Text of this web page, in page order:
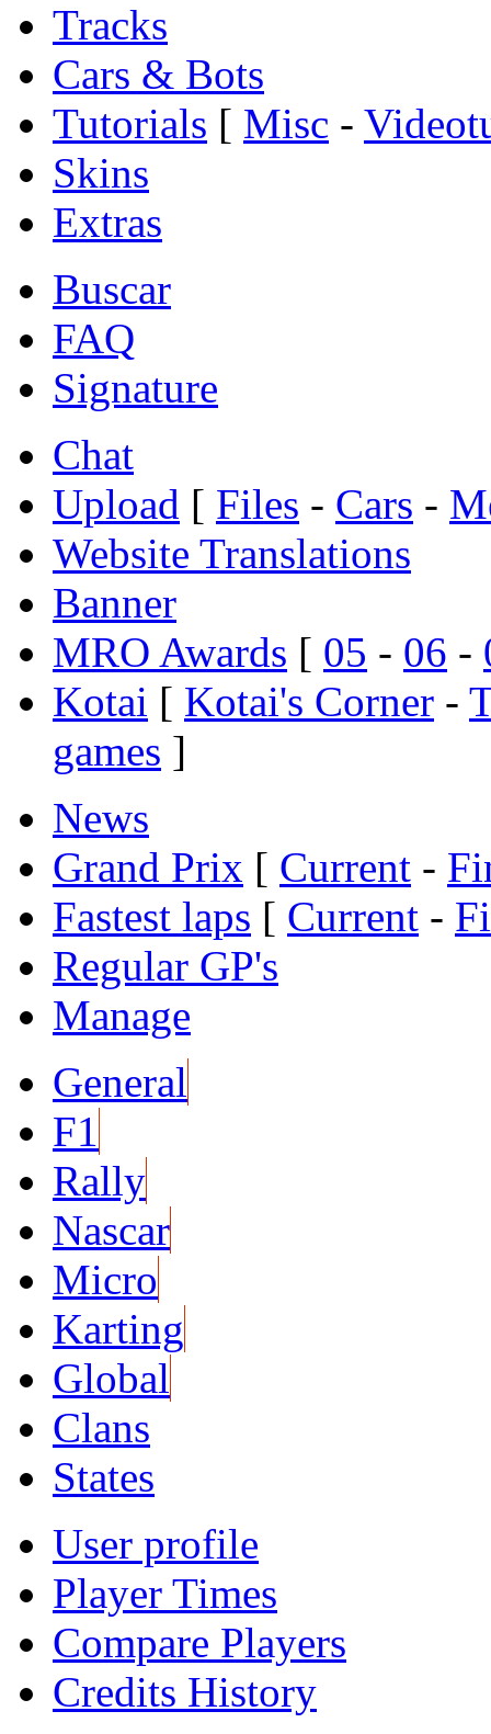
Tracks
Cars & Bots
Tutorials [ Misc -
Skins
Extras
Buscar
FAQ
Signature
Chat
Upload [ Files - Cars -
Website Translations
Banner
MRO Awards [ 05 - 06 -
Kotai [ Kotai's Corner -
games ]
News
Grand Prix [ Current -
Fastest laps [ Current -
Regular GP's
Manage
General
F1
Rally
Nascar
Micro
Karting
Global
Clans
States
User profile
Player Times
Compare Players
Credits History